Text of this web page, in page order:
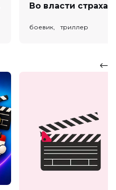
боевик, триллер